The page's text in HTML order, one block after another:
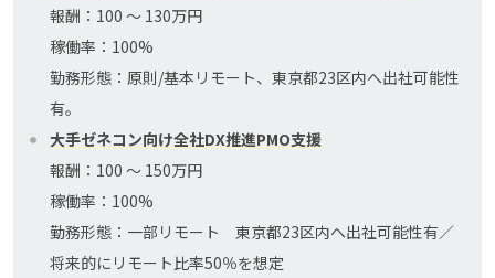
報酬：100 〜 130万円
稼働率：100%
勤務形態：原則/基本リモート、東京都23区内へ出社可能性
有。
大手ゼネコン向け全社DX推進PMO支援
報酬：100 〜 150万円
稼働率：100%
勤務形態：一部リモート 東京都23区内へ出社可能性有／
将来的にリモート比率50％を想定